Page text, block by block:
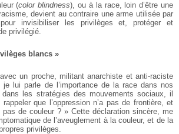
(color blindness), ou à la race, loin d’être une
devient au contraire une arme utilisée par
invisibiliser les privilèges et, protéger et
privilégié.
blancs »
un proche, militant anarchiste et anti-raciste
je lui parle de l’importance de la race dans nos
les stratégies des mouvements sociaux, il
que l’oppression n’a pas de frontière, et
pas de couleur ? » Cette déclaration sincère, me
de l’aveuglement à la couleur, et de la
privilèges.